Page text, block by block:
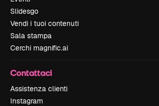
Slidesgo
Vendi i tuoi contenuti
Sala stampa
Cerchi magnific.ai
Contattaci
Assistenza clienti
Instagram